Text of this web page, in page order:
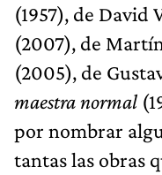
(1957), de David
(2007), de
(2005), de
maestra normal
por nombrar
tantas las obras